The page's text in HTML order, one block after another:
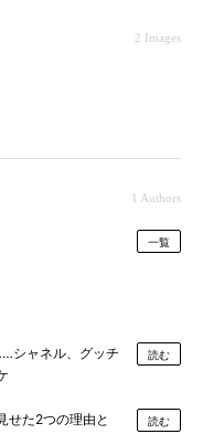
2 Images
1 Authors
一覧
シャネル、グッチ
読む
せた2つの理由と
読む